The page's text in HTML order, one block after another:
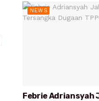
NEWS
Febrie Adriansyah